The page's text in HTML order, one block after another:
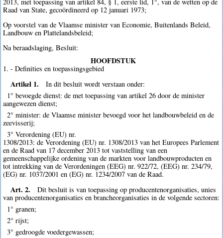
Raad van State, gecoördineerd op 12 januari 1973;
Op voorstel van de Vlaamse minister van Economie, Buitenlands Beleid,
Landbouw en Plattelandsbeleid;
Na beraadslaging, Besluit:
HOOFDSTUK
1. - Definities en toepassingsgebied
Artikel 1.
In dit besluit wordt verstaan onder:
1° bevoegde dienst: de met toepassing van artikel 26 door de minister
aangewezen dienst;
2° minister: de Vlaamse minister bevoegd voor het landbouwbeleid en de
zeevisserij;
3° Verordening (EU) nr.
1308/2013: de Verordening (EU) nr. 1308/2013 van het Europees Parlement
en de Raad van 17 december 2013 tot vaststelling van een
gemeenschappelijke ordening van de markten voor landbouwproducten en
tot intrekking van de Verordeningen (EEG) nr. 922/72, (EEG) nr. 234/79,
(EG) nr. 1037/2001 en (EG) nr. 1234/2007 van de Raad.
Art. 2.
Dit besluit is van toepassing op producentenorganisaties, unies
van producentenorganisaties en brancheorganisaties in de volgende sectoren:
1° granen;
2° rijst;
3° gedroogde voedergewassen;